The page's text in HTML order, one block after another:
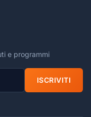
e programmi
ISCRIVITI